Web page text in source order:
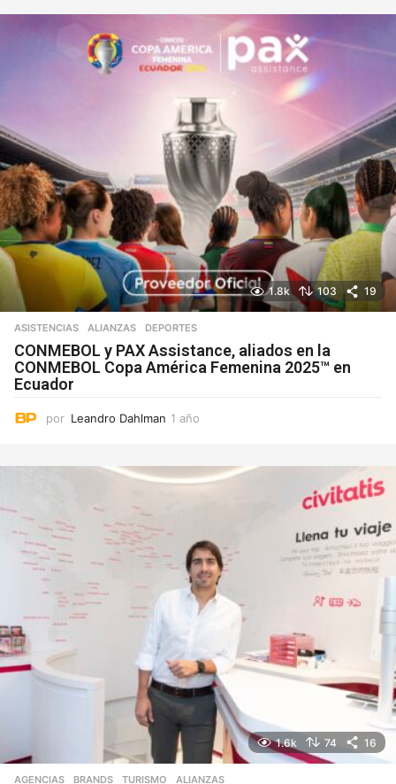
s
e
1.8k 103 19
ASISTENCIAS ALIANZAS ,DEPORTES
CONMEBOL y PAX Assistance, aliados en la
CONMEBOL Copa América Femenina 2025™ en
Ecuador
por Leandro Dahlman 1 año
o
1.6k 74 16
AGENCIAS ,BRANDS ,TURISMO ALIANZAS